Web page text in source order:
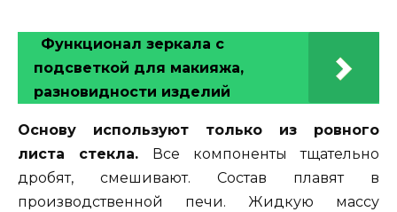
Функционал зеркала с
подсветкой для макияжа,
разновидности изделий
Основу используют только из ровного
листа стекла. Все компоненты тщательно
дробят, смешивают. Состав плавят в
производственной печи. Жидкую массу